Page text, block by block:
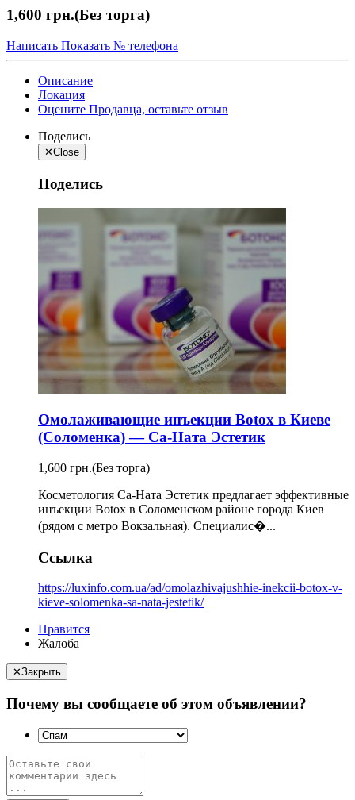
1,600 грн.(Без торга)
Написать Показать № телефона
Описание
Локация
Оцените Продавца, оставьте отзыв
Поделись
✕Close
Поделись
Омолаживающие инъекции Botox в Киеве
(Соломенка) — Са-Ната Эстетик
1,600 грн.(Без торга)
Косметология Са-Ната Эстетик предлагает эффективные
инъекции Botox в Соломенском районе города Киев
(рядом с метро Вокзальная). Специалис�...
Ссылка
https://luxinfo.com.ua/ad/omolazhivajushhie-inekcii-botox-v-
kieve-solomenka-sa-nata-jestetik/
Нравится
Жалоба
✕Закрыть
Почему вы сообщаете об этом объявлении?